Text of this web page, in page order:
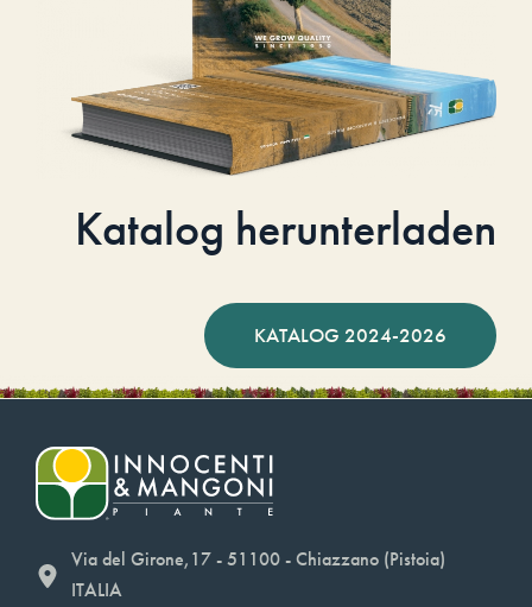
Katalog herunterladen
KATALOG 2024-2026
Via del Girone,17 - 51100 - Chiazzano (Pistoia)
ITALIA